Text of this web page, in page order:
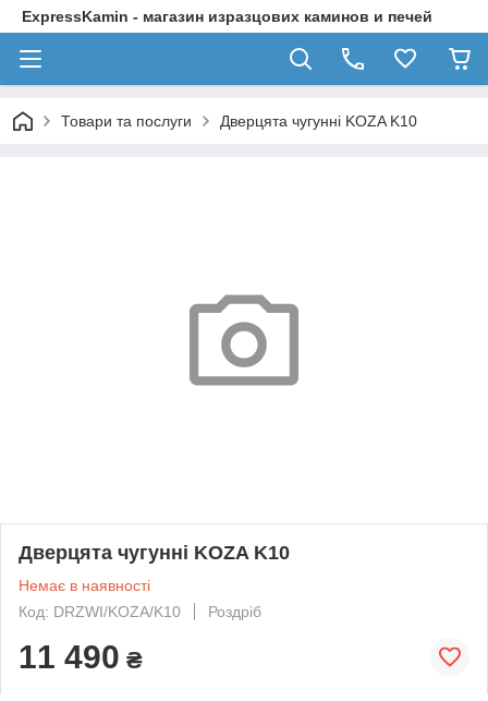
ExpressKamin - магазин изразцових каминов и печей
Товари та послуги Дверцята чугунні KOZA K10
Дверцята чугунні KOZA K10
Немає в наявності
Код: DRZWI/KOZA/K10
Роздріб
11 490 ₴